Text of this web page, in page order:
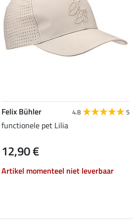
Felix Bühler 4.8 5
functionele pet Lilia
12,90 €
Artikel momenteel niet leverbaar